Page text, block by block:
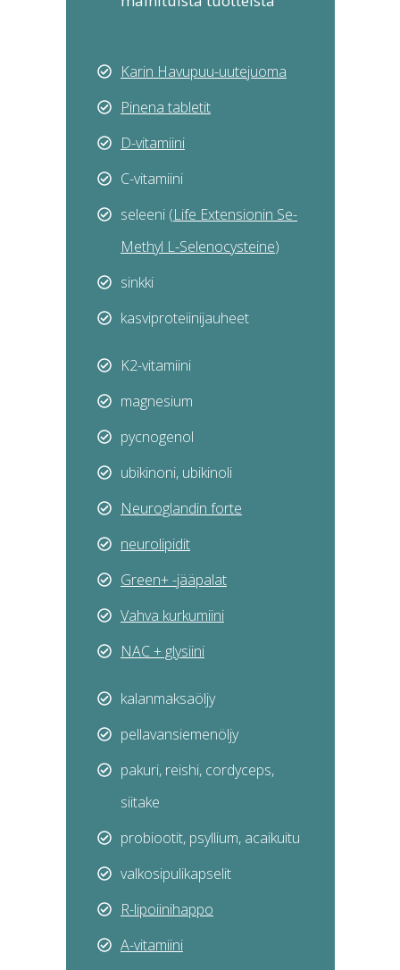
Karin Havupuu-uutejuoma
Pinena tabletit
D-vitamiini
C-vitamiini
seleeni (Life Extensionin Se-
Methyl L-Selenocysteine)
sinkki
kasviproteiinijauheet
K2-vitamiini
magnesium
pycnogenol
ubikinoni, ubikinoli
Neuroglandin forte
neurolipidit
Green+ -jääpalat
Vahva kurkumiini
NAC+ glysiini
kalanmaksaöljy
pellavansiemenöljy
pakuri, reishi, cordyceps,
siitake
probiootit, psyllium, acaikuitu
valkosipulikapselit
R-lipoiinihappo
A-vitamiini